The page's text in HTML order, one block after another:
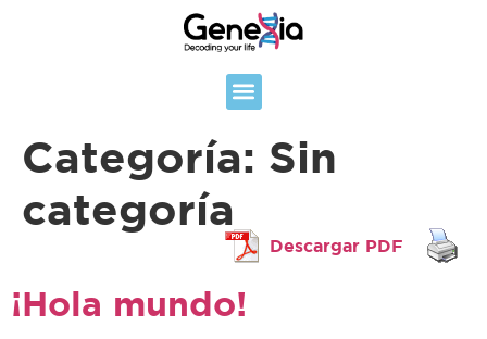
Categoría: Sin
categoría
Descargar PDF
¡Hola mundo!